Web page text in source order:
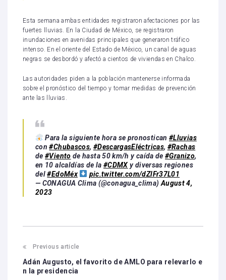
Esta semana ambas entidades registraron afectaciones por las
fuertes lluvias. En la Ciudad de México, se registraron
inundaciones en avenidas principales que generaron tráfico
intenso. En el oriente del Estado de México, un canal de aguas
negras se desbordó y afectó a cientos de viviendas en Chalco.
Las autoridades piden a la población mantenerse informada
sobre el pronóstico del tiempo y tomar medidas de prevención
ante las lluvias.
Para la siguiente hora se pronostican #Lluvias
con#Chubascos, #DescargasEléctricas, #Rachas
de#Viento de hasta 50 km/h y caída de#Granizo,
en 10 alcaldías de la #CDMXy diversas regiones
del#EdoMéx
pic.twitter.com/dZlFr37L01
— CONAGUA Clima (@conagua_clima) August 4,
2023
Previous article
Adán Augusto, el favorito de AMLO para relevarlo e
n la presidencia